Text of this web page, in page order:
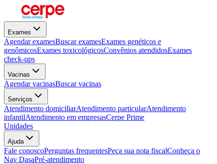
Exames
Agendar examesBuscar examesExames genéticos e
genômicosExames toxicológicosConvênios atendidosExames
check-ups
Vacinas
Agendar vacinasBuscar vacinas
Serviços
Atendimento domiciliarAtendimento particularAtendimento
infantilAtendimento em empresasCerpe Prime
Unidades
Ajuda
Fale conoscoPerguntas frequentesPeça sua nota fiscalConheça o
Nav DasaPré-atendimento